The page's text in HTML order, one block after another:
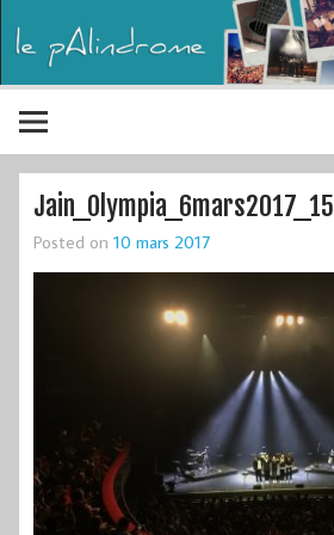
Jain_Olympia_6mars2017_15
Posted on 10 mars 2017